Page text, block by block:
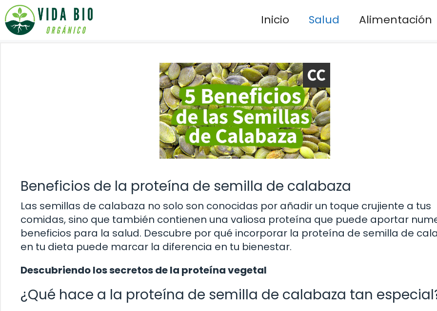
Saltar
al
contenido
Inicio Salud Alimentación
Beneficios de la proteína de semilla de calabaza
Las semillas de calabaza no solo son conocidas por añadir un toque crujiente a tus
comidas, sino que también contienen una valiosa proteína que puede aportar
beneficios para la salud. Descubre por qué incorporar la proteína de semilla de
en tu dieta puede marcar la diferencia en tu bienestar.
Descubriendo los secretos de la proteína vegetal
¿Qué hace a la proteína de semilla de calabaza tan